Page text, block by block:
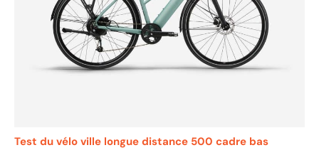
Test du vélo ville longue distance 500 cadre bas